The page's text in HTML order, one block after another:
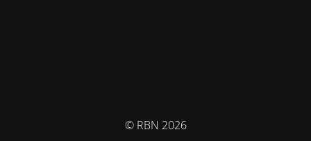
© RBN 2026